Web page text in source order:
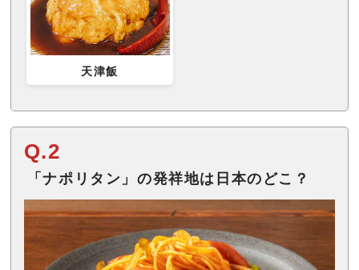
天津飯
Q.2
「ナポリタン」の発祥地は日本のどこ？